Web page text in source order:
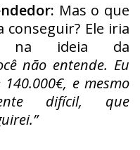
Mas o que
Ele iria
na ideia da
não entende. Eu
e mesmo
difícil, que